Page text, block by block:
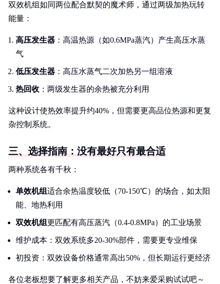
双效机组如同两位配合默契的魔术师，通过两级加热玩转
能量：
高压发生器 ：高温热源（如0.6MPa蒸汽）产生高压水蒸
气
低压发生器 ：高压水蒸气二次加热另一组溶液
热回收 ：两级发生器的余热被充分利用
这种设计使热效率提升约40%，但需要更高品位热源和更复
杂控制系统。
三、选择指南：没有最好只有最合适
两种系统各有千秋：
单效机组适合余热温度较低（70-150℃）的场合，如太阳
能、地热利用
双效机组更匹配有高压蒸汽（0.4-0.8MPa）的工业场景
维护成本：双效系统多20-30%部件，需要更专业维保
初投资：双效设备价格通常高出50%，但长期运行更经济
各位老板想要了解更多相关产品，不妨来爱采购试试吧～